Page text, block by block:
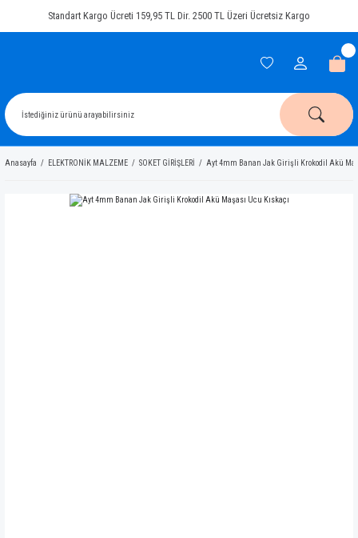
Standart Kargo Ücreti 159,95 TL Dir. 2500 TL Üzeri Ücretsiz Kargo
Anasayfa ELEKTRONİK MALZEME SOKET GİRİŞLERİ Ayt 4mm Banan Jak Girişli Krokodil Akü